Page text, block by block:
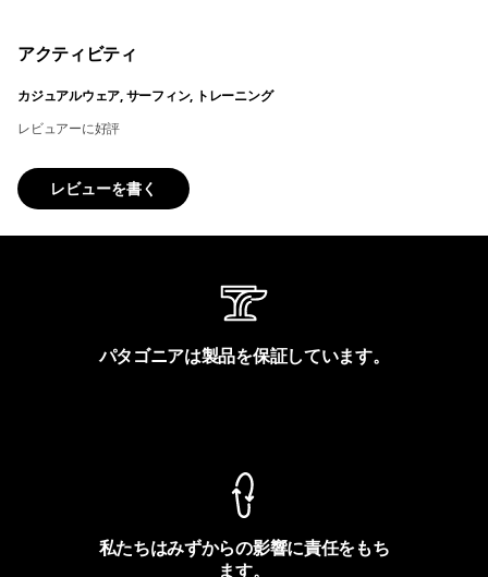
アクティビティ
カジュアルウェア, サーフィン, トレーニング
レビュアーに好評
レビューを書く
パタゴニアは製品を保証しています。
私たちはみずからの影響に責任をもち
ます。